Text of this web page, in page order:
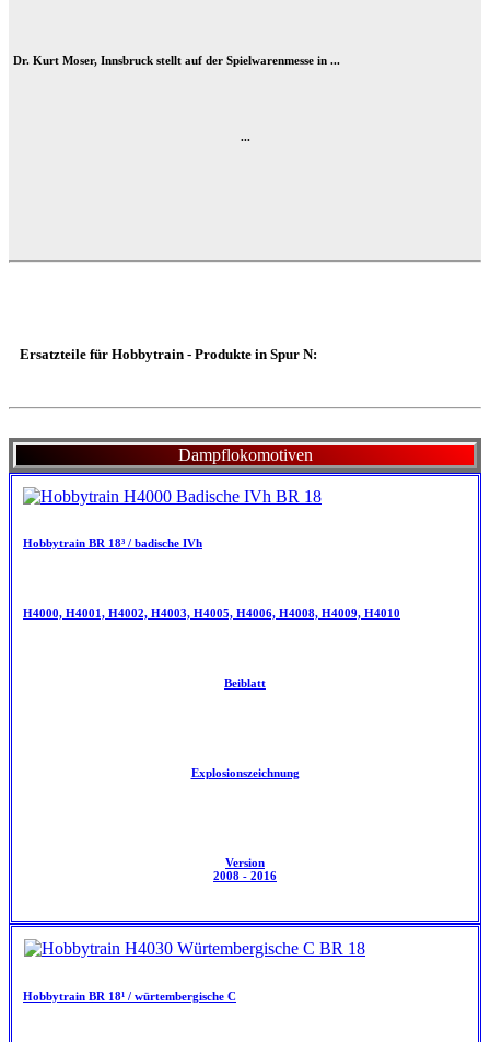
Dr. Kurt Moser, Innsbruck stellt auf der Spielwarenmesse in ...
...
Ersatzteile für Hobbytrain - Produkte in Spur N:
Dampflokomotiven
Hobbytrain BR 18³ / badische IVh
H4000, H4001, H4002, H4003, H4005, H4006, H4008, H4009, H4010
Beiblatt
Explosionszeichnung
Version
2008 - 2016
Hobbytrain BR 18¹ / würtembergische C